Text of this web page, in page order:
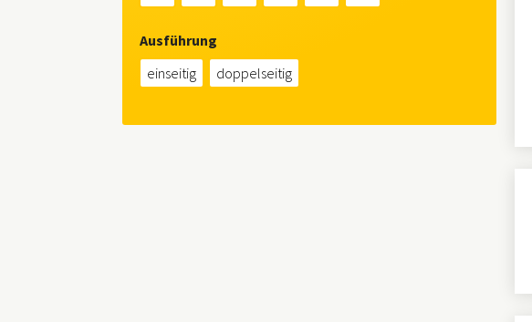
Ausführung
einseitig
doppelseitig